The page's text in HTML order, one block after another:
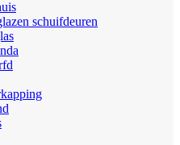
schuifdeuren